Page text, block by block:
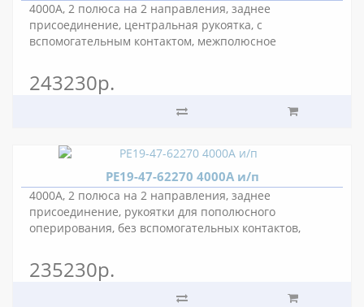
4000А, 2 полюса на 2 направления, заднее
присоединение, центральная рукоятка, с
вспомогательным контактом, межполюсное
243230р.
РЕ19-47-62270 4000А и/п
4000А, 2 полюса на 2 направления, заднее
присоединение, рукоятки для пополюсного
оперирования, без вспомогательных контактов,
235230р.